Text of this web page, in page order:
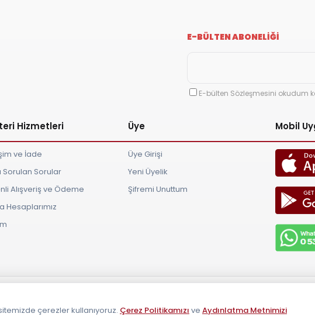
E-BÜLTEN ABONELİĞİ
E-bülten Sözleşmesini okudum
Hizmetleri
ve İade
Sorulan Sorular
Alışveriş ve Ödeme
Hesaplarımız
Üye
Üye Girişi
Yeni Üyelik
Şifremi Unuttum
Mobil
çerezler kullanıyoruz. Çerez Politikamızı ve Aydınlatma Metnimizi